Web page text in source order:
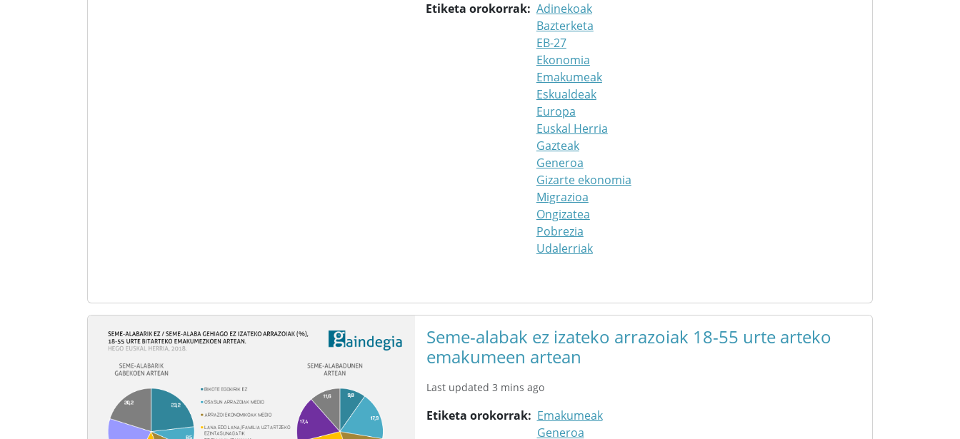
Etiketa orokorrak Adinekoak
Bazterketa
EB-27
Ekonomia
Emakumeak
Eskualdeak
Europa
Euskal Herria
Gazteak
Generoa
Gizarte ekonomia
Migrazioa
Ongizatea
Pobrezia
Udalerriak
Seme-alabak ez izateko arrazoiak 18-55 urte arteko
emakumeen artean
Last updated 3 mins ago
Etiketa orokorrak
Emakumeak
Generoa